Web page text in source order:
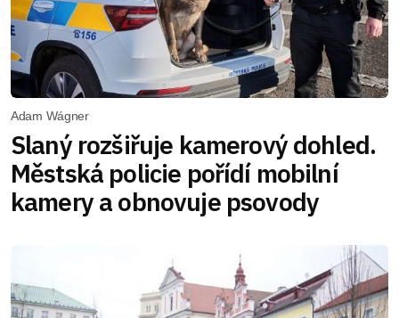
Adam Wágner
Slaný rozšiřuje kamerový dohled.
Městská policie pořídí mobilní
kamery a obnovuje psovody